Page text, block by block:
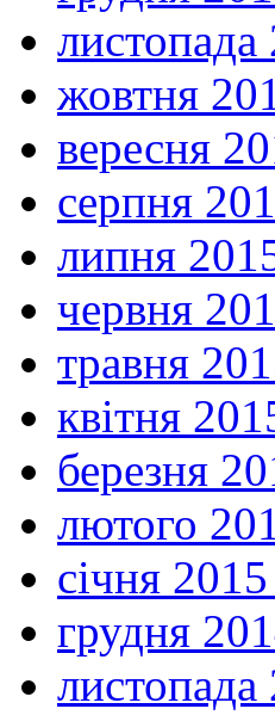
жовтня
вересня
серпня
липня
червня
травня
квітня
березня
лютого
січня
грудня